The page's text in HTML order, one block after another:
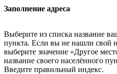
Заполнение адреса
Выберите из списка название
пункта. Если вы не нашли свой
выберите значение «Другое
название своего населённого
Введите правильный индекс.